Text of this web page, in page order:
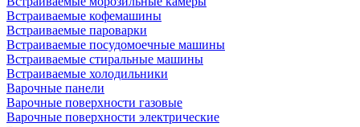
Встраиваемые кофемашины
Встраиваемые пароварки
Встраиваемые посудомоечные машины
Встраиваемые стиральные машины
Встраиваемые холодильники
Варочные панели
Варочные поверхности газовые
Варочные поверхности электрические